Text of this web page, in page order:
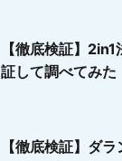
【徹底検証】
証して調べてみた
【徹底検証】ダ